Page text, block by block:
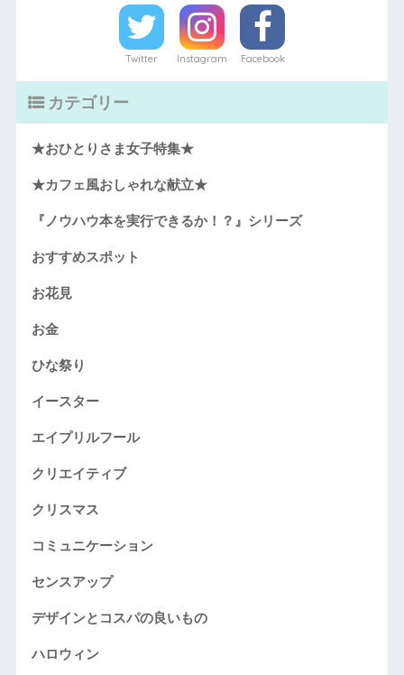
Twitter Instagram Facebook
カテゴリー
★おひとりさま女子特集★
★カフェ風おしゃれな献立★
『ノウハウ本を実行できるか！？』シリーズ
おすすめスポット
お花見
お金
ひな祭り
イースター
エイプリルフール
クリエイティブ
クリスマス
コミュニケーション
センスアップ
デザインとコスパの良いもの
ハロウィン